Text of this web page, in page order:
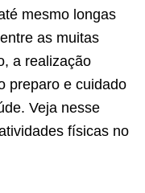
mesmo longas
as muitas
a realização
preparo e cuidado
Veja nesse
físicas no